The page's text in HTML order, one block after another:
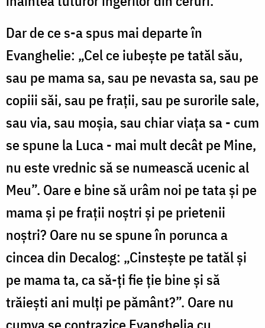
Dar de ce s-a spus mai departe în
Evanghelie: „Cel ce iubeşte pe tatăl său,
sau pe mama sa, sau pe nevasta sa, sau pe
copiii săi, sau pe fraţii, sau pe surorile sale,
sau via, sau moşia, sau chiar viaţa sa - cum
se spune la Luca - mai mult decât pe Mine,
nu este vrednic să se numească ucenic al
Meu”. Oare e bine să urâm noi pe tata şi pe
mama şi pe fraţii noştri şi pe prietenii
noştri? Oare nu se spune în porunca a
cincea din Decalog: „Cinsteşte pe tatăl şi
pe mama ta, ca să-ţi fie ţie bine şi să
trăieşti ani mulţi pe pământ?”. Oare nu
cumva se contrazice Evanghelia cu